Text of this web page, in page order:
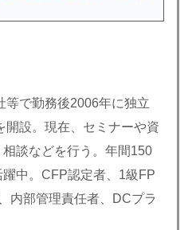
等で勤務後2006年に独立
開設。現在、セミナーや資
談などを行う。年間150
中。CFP認定者、1級FP
内部管理責任者、DCプラ